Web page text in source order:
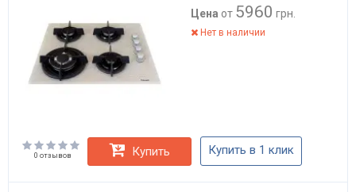
Цена от 5960 грн.
Нет в наличии
0 отзывов Купить Купить в 1 клик